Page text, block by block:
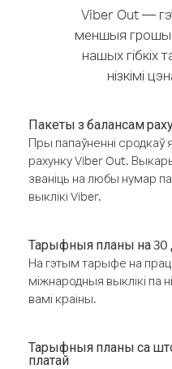
Viber Out —
меншыя
нашых гібкіх
нізкімі
Пакеты з балансам
Пры папаўненні сродкаў
рахунку Viber Out.
званіць на любы нумар па
выклікі Viber.
Тарыфныя планы на 30
На гэтым тарыфе на
міжнародныя выклікі па
вамі краіны.
Тарыфныя планы са
платай